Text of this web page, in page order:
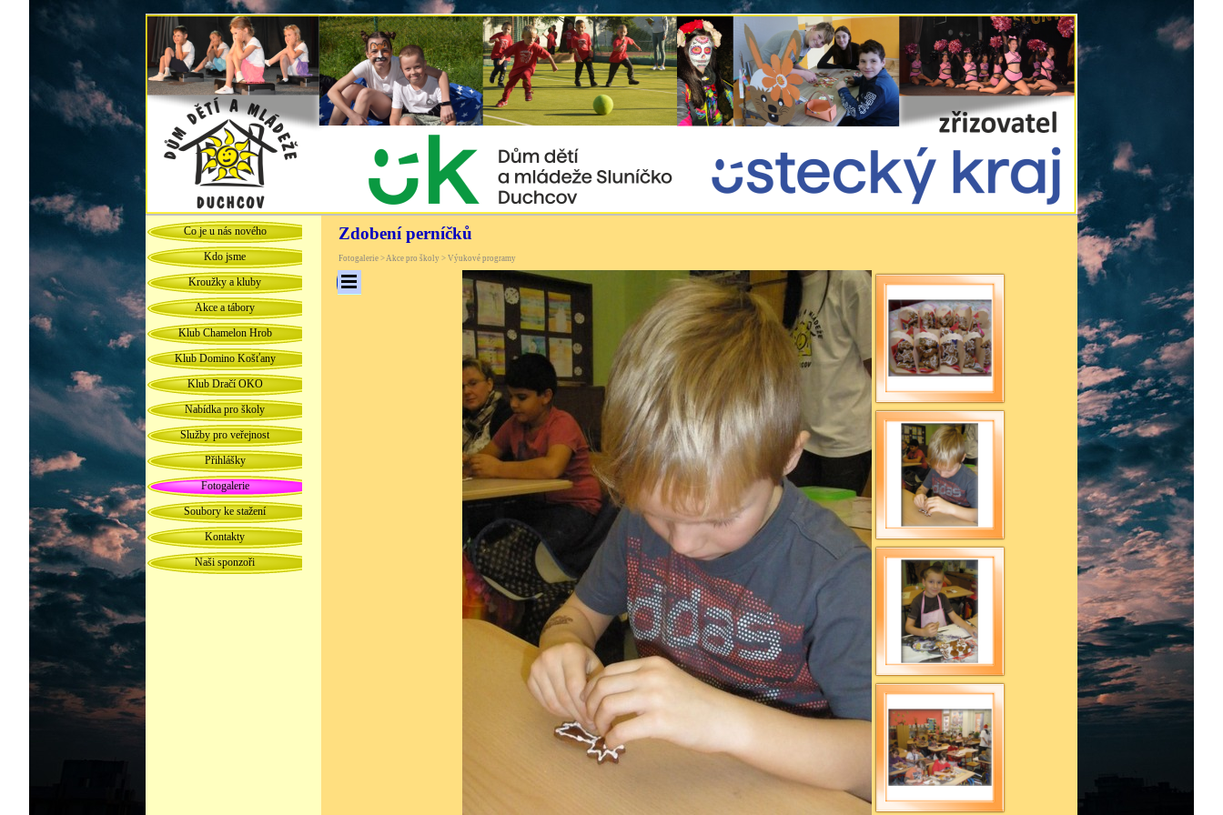
Co je u nás nového
Kdo jsme
Kroužky a kluby
Akce a tábory
Klub Chamelon Hrob
Klub Domino Košťany
Klub Dračí OKO
Nabídka pro školy
Služby pro veřejnost
Přihlášky
Fotogalerie
Soubory ke stažení
Kontakty
Naši sponzoři
Zdobení perníčků
Fotogalerie > Akce pro školy > Výukové programy